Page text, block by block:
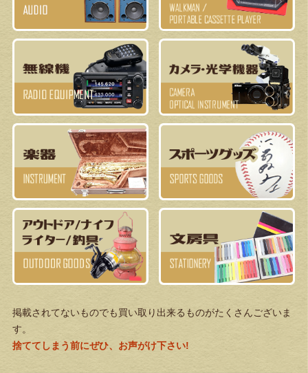
掲載されてないものでも買い取り出来るものがたくさんございま
す。
捨ててしまう前にぜひ、お声がけ下さい!